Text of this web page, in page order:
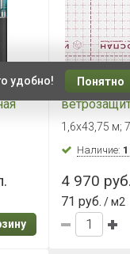
ИЗОСПАН А
мембрана
1,6х43,75 м;
Наличие:
4 970
71 руб. / м2
удобно! Понятно